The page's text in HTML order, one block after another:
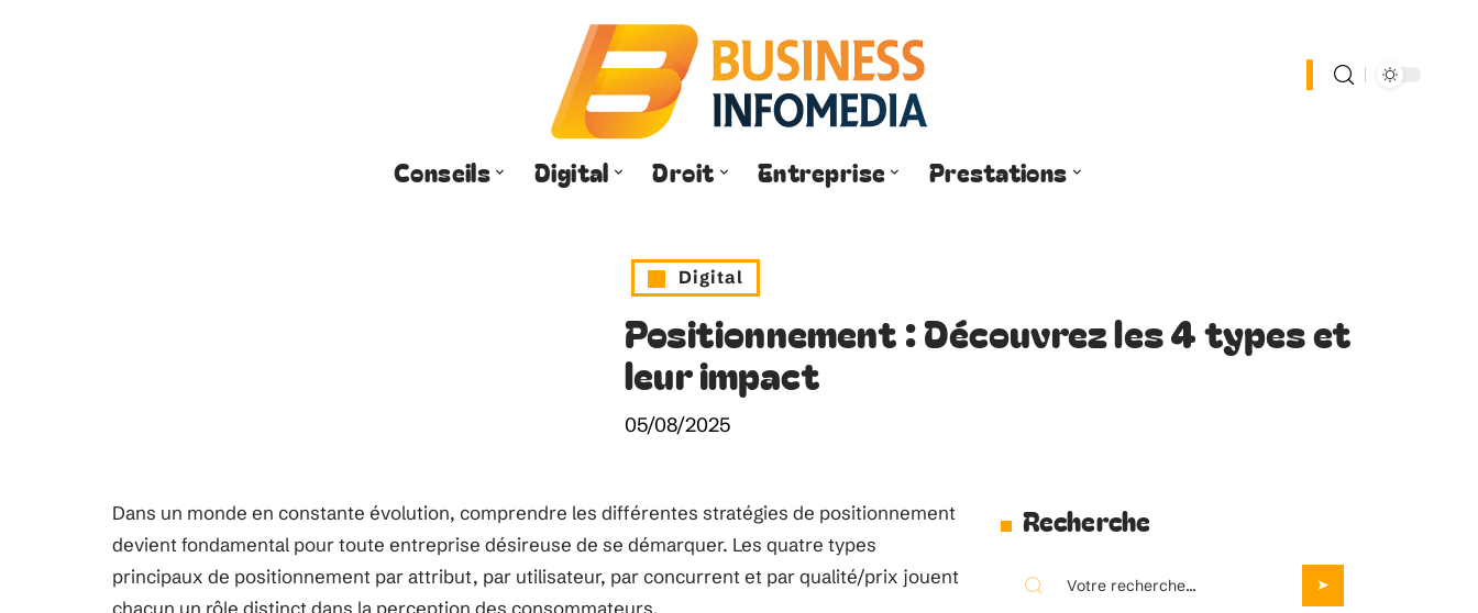
Conseils Digital Droit Entreprise Prestations
Digital
Positionnement : Découvrez les 4 types et
leur impact
05/08/2025
Dans un monde en constante évolution, comprendre les différentes stratégies de positionnement
devient fondamental pour toute entreprise désireuse de se démarquer. Les quatre types
principaux de positionnement par attribut, par utilisateur, par concurrent et par qualité/prix jouent
chacun un rôle distinct dans la perception des consommateurs.
Recherche